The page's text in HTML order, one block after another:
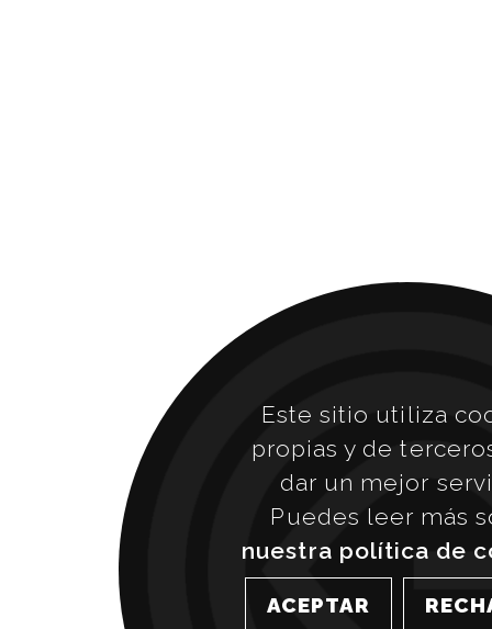
Este sitio utiliza
propias y de
dar un mejor
Puedes leer más
nuestra política de